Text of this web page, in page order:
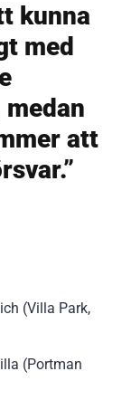
kunna
med
att
(Villa Park,
(Portman